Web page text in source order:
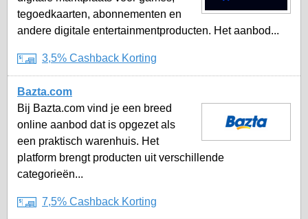
tegoedkaarten, abonnementen en
andere digitale entertainmentproducten. Het aanbod...
3,5% Cashback Korting
Bazta.com
Bij Bazta.com vind je een breed
online aanbod dat is opgezet als
een praktisch warenhuis. Het
platform brengt producten uit verschillende
categorieën...
7,5% Cashback Korting